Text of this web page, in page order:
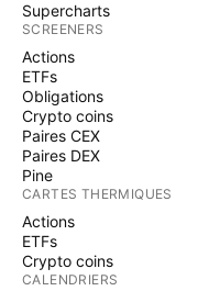
Supercharts
SCREENERS
Actions
ETFs
Obligations
Crypto coins
Paires CEX
Paires DEX
Pine
CARTES THERMIQUES
Actions
ETFs
Crypto coins
CALENDRIERS